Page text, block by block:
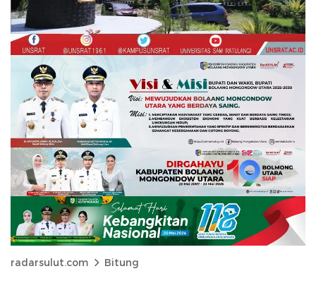
radarsulut.com Bitung